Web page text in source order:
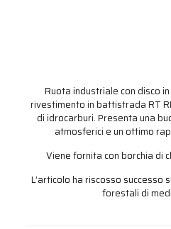
Ruota industriale con disco
rivestimento in battistrada RT
di idrocarburi. Presenta una
atmosferici e un ottimo
Viene fornita con borchia di
L’articolo ha riscosso successo
forestali di